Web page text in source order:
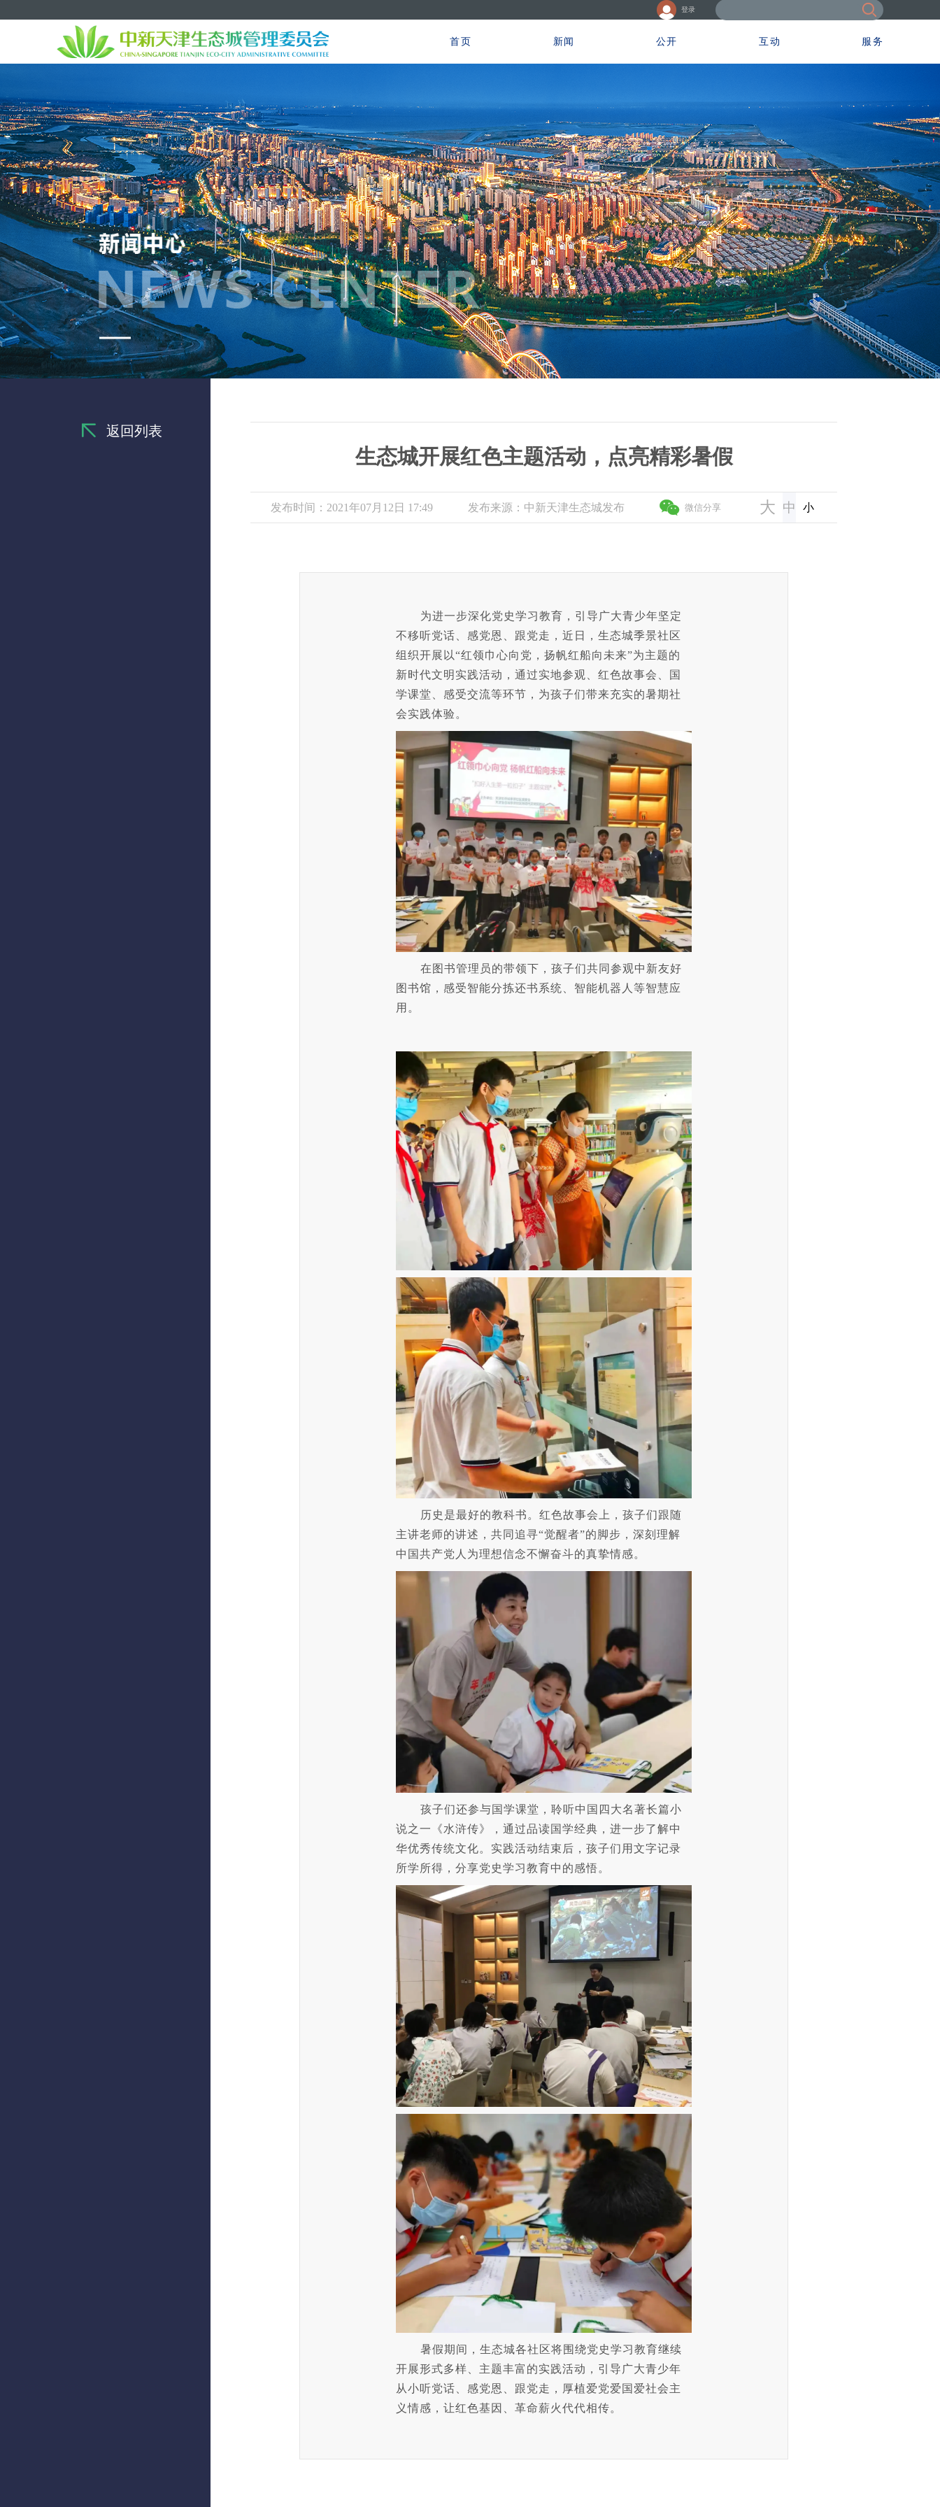
登录
首页 新闻 公开 互动 服务
返回列表
生态城开展红色主题活动，点亮精彩暑假
发布时间：2021年07月12日 17:49 发布来源：中新天津生态城发布 微信分享 大 中 小
为进一步深化党史学习教育，引导广大青少年坚定
不移听党话、感党恩、跟党走，近日，生态城季景社区
组织开展以“红领巾心向党，扬帆红船向未来”为主题的
新时代文明实践活动，通过实地参观、红色故事会、国
学课堂、感受交流等环节，为孩子们带来充实的暑期社
会实践体验。
在图书管理员的带领下，孩子们共同参观中新友好
图书馆，感受智能分拣还书系统、智能机器人等智慧应
用。
历史是最好的教科书。红色故事会上，孩子们跟随
主讲老师的讲述，共同追寻“觉醒者”的脚步，深刻理解
中国共产党人为理想信念不懈奋斗的真挚情感。
孩子们还参与国学课堂，聆听中国四大名著长篇小
说之一《水浒传》，通过品读国学经典，进一步了解中
华优秀传统文化。实践活动结束后，孩子们用文字记录
所学所得，分享党史学习教育中的感悟。
暑假期间，生态城各社区将围绕党史学习教育继续
开展形式多样、主题丰富的实践活动，引导广大青少年
从小听党话、感党恩、跟党走，厚植爱党爱国爱社会主
义情感，让红色基因、革命薪火代代相传。